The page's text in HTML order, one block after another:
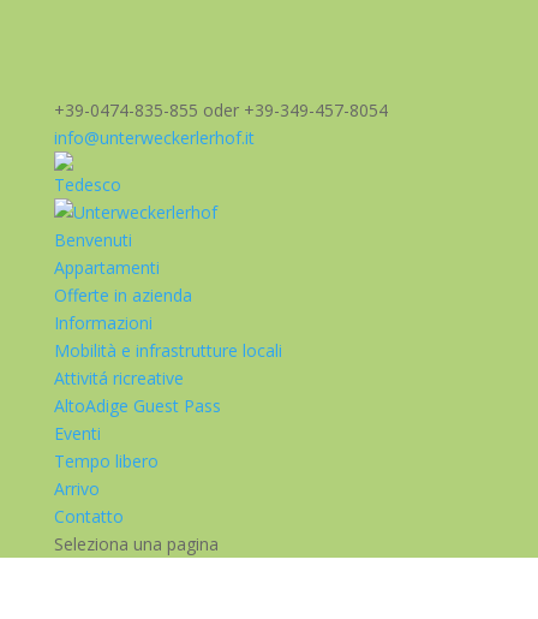
+39-0474-835-855 oder +39-349-457-8054
info@unterweckerlerhof.it
Benvenuti
Appartamenti
Offerte in azienda
Informazioni
Mobilità e infrastrutture locali
Attivitá ricreative
AltoAdige Guest Pass
Eventi
Tempo libero
Arrivo
Contatto
Seleziona una pagina